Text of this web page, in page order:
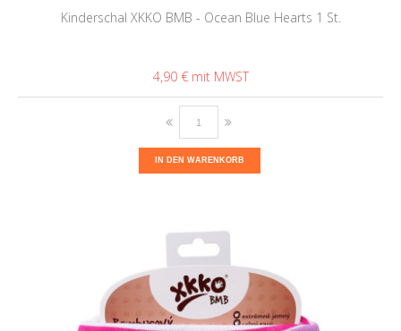
Kinderschal XKKO BMB - Ocean Blue Hearts 1 St.
4,90 €
IN DEN WARENKORB